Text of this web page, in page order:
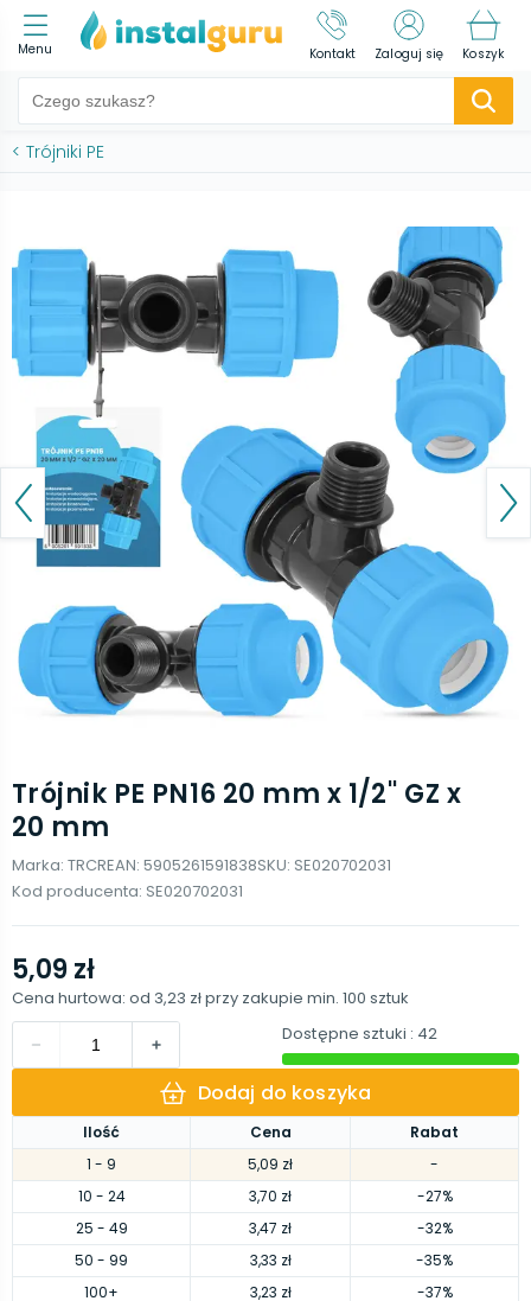
Menu Kontakt Zaloguj się Koszyk
< Trójniki PE
Trójnik PE PN16 20 mm x 1/2'' GZ x
20 mm
Marka: TRCREAN: 5905261591838SKU: SE020702031
Kod producenta: SE020702031
Ilość Cena
Rabat
1 - 9 5,09 zł
-
10 - 24 3,70 zł
-27%
25 - 49 3,47 zł
-32%
50 - 99 3,33 zł
-35%
100+ 3,23 zł -37%
5,09 zł
Cena hurtowa: od 3,23 złprzy zakupie min. 100 sztuk
Dostępne sztuki : 42
Dodaj do koszyka